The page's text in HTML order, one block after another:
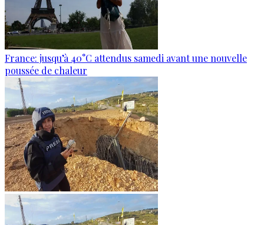
France: jusqu’à 40°C attendus samedi avant une nouvelle
poussée de chaleur